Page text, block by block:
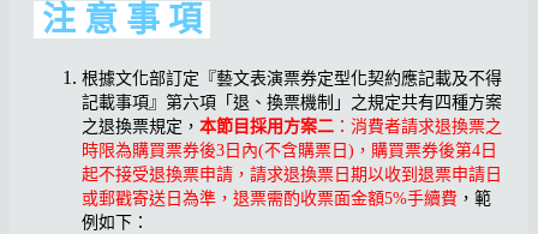
注 意 事 項
根據文化部訂定『藝文表演票券定型化契約應記載及不得
記載事項』第六項「退、換票機制」之規定共有四種方案
之退換票規定， 本節目採用方案二 ：消費者請求退換票之
時限為購買票券後3日內(不含購票日)，購買票券後第4日
起不接受退換票申請，請求退換票日期以收到退票申請日
或郵戳寄送日為準，退票需酌收票面金額5%手續費 ，範
例如下：